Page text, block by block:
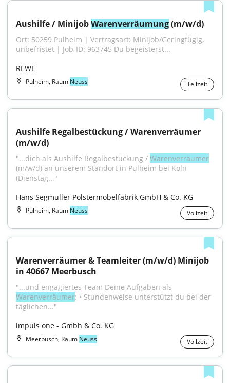
Aushilfe / Minijob Warenverräumung (m/w/d)
Ort: 50259 Pulheim | Vertragsart: Minijob/Geringfügig,
unbefristet | Job-ID: 963745 Du begeisterst...
REWE
Pulheim, Raum Neuss Teilzeit
Aushilfe Regalbestückung / Warenverräumer
(m/w/d)
"...dich als Aushilfe Regalbestückung / Warenverräumer
(m/w/d) an unserem Standort in Pulheim bei Köln
(Dienstag..."
Hans Segmüller Polstermöbelfabrik GmbH & Co. KG
Pulheim, Raum Neuss Vollzeit
Warenverräumer & Teamleiter (m/w/d) Minijob
in 40667 Meerbusch
Warenverräumer: • Stundenweise unterstützt du bei der
täglichen..."
impuls one - Gmbh & Co. KG
Meerbusch, Raum Neuss Vollzeit